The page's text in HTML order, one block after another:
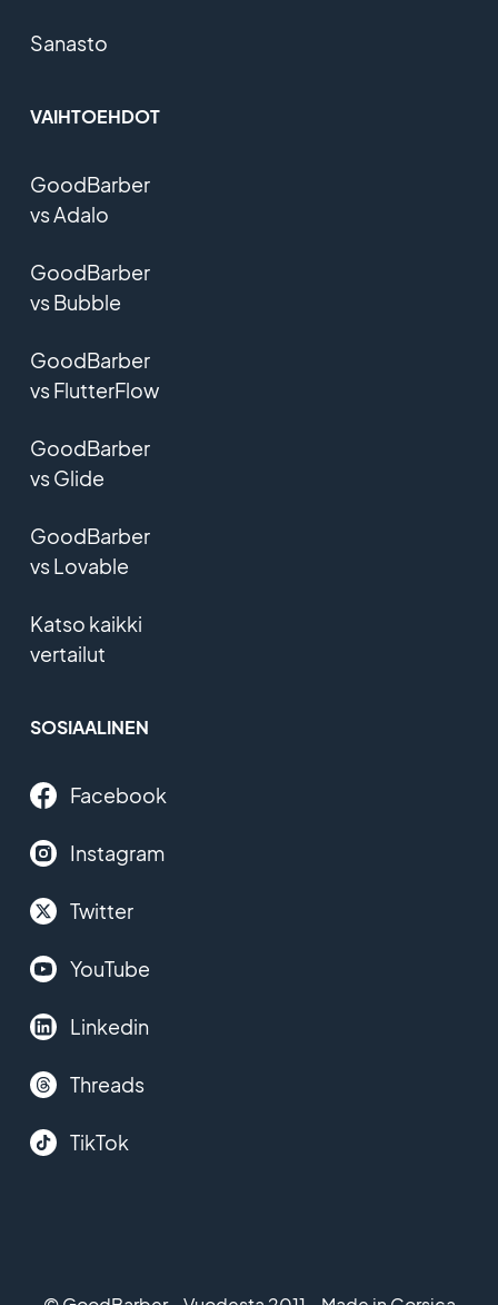
Sanasto
VAIHTOEHDOT
GoodBarber
vs Adalo
GoodBarber
vs Bubble
GoodBarber
vs FlutterFlow
GoodBarber
vs Glide
GoodBarber
vs Lovable
Katso kaikki
vertailut
SOSIAALINEN
Facebook
Instagram
Twitter
YouTube
Linkedin
Threads
TikTok